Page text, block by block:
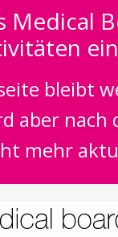
Medical
bleibt
aber nach
mehr